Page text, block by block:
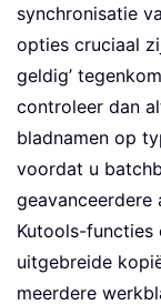
synchronisatie
opties cruciaal
geldig’
controleer dan
bladnamen op
voordat u
geavanceerdere
Kutools-functies
uitgebreide
meerdere